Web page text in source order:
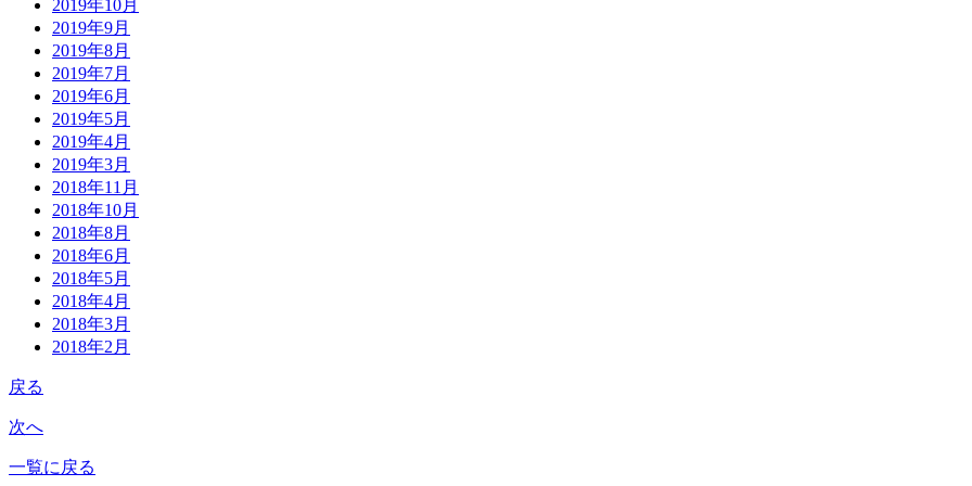
2019年10月
2019年9月
2019年8月
2019年7月
2019年6月
2019年5月
2019年4月
2019年3月
2018年11月
2018年10月
2018年8月
2018年6月
2018年5月
2018年4月
2018年3月
2018年2月
戻る
次へ
一覧に戻る